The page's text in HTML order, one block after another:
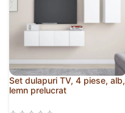
Set dulapuri TV, 4 piese, alb,
lemn prelucrat